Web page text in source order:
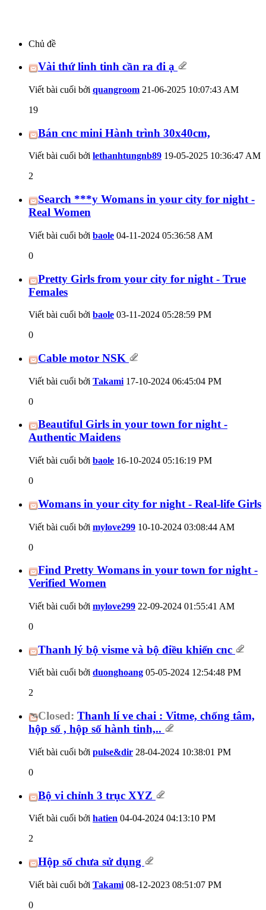
Chủ đề
Vài thứ linh tinh cần ra đi ạ
Viết bài cuối bởi quangroom 21-06-2025 10:07:43 AM
19
Bán cnc mini Hành trình 30x40cm,
Viết bài cuối bởi lethanhtungnb89 19-05-2025 10:36:47 AM
2
Search ***y Womans in your city for night -
Real Women
Viết bài cuối bởi baole 04-11-2024 05:36:58 AM
0
Pretty Girls from your city for night - True
Females
Viết bài cuối bởi baole 03-11-2024 05:28:59 PM
0
Cable motor NSK
Viết bài cuối bởi Takami 17-10-2024 06:45:04 PM
0
Beautiful Girls in your town for night -
Authentic Maidens
Viết bài cuối bởi baole 16-10-2024 05:16:19 PM
0
Womans in your city for night - Real-life Girls
Viết bài cuối bởi mylove299 10-10-2024 03:08:44 AM
0
Find Pretty Womans in your town for night -
Verified Women
Viết bài cuối bởi mylove299 22-09-2024 01:55:41 AM
0
Thanh lý bộ visme và bộ điều khiển cnc
Viết bài cuối bởi duonghoang 05-05-2024 12:54:48 PM
2
Closed: Thanh lí ve chai : Vitme, chống tâm,
hộp số , hộp số hành tinh,..
Viết bài cuối bởi pulse&dir 28-04-2024 10:38:01 PM
0
Bộ vi chỉnh 3 trục XYZ
Viết bài cuối bởi hatien 04-04-2024 04:13:10 PM
2
Hộp số chưa sử dụng
Viết bài cuối bởi Takami 08-12-2023 08:51:07 PM
0